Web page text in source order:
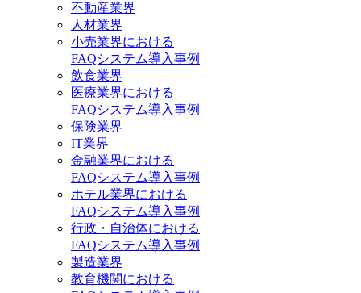
不動産業界
人材業界
小売業界における
FAQシステム導入事例
飲食業界
医療業界における
FAQシステム導入事例
保険業界
IT業界
金融業界における
FAQシステム導入事例
ホテル業界における
FAQシステム導入事例
行政・自治体における
FAQシステム導入事例
製造業界
教育機関における